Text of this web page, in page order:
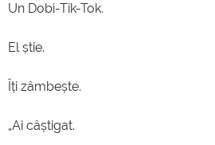
Un Dobi-Tik-Tok.
El știe.
Îți zâmbește.
„Ai câștigat.